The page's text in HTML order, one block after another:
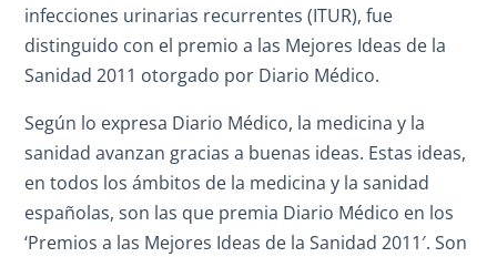
infecciones urinarias recurrentes (ITUR), fue
distinguido con el premio a las Mejores Ideas de la
Sanidad 2011 otorgado por Diario Médico.
Según lo expresa Diario Médico, la medicina y la
sanidad avanzan gracias a buenas ideas. Estas ideas,
en todos los ámbitos de la medicina y la sanidad
españolas, son las que premia Diario Médico en los
‘Premios a las Mejores Ideas de la Sanidad 2011′. Son